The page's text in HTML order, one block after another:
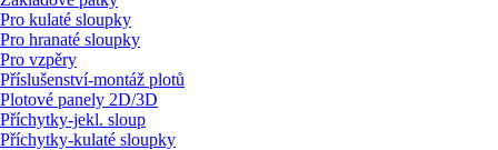
Pro kulaté sloupky
Pro hranaté sloupky
Pro vzpěry
Příslušenství-montáž plotů
Plotové panely 2D/3D
Příchytky-jekl. sloup
Příchytky-kulaté sloupky